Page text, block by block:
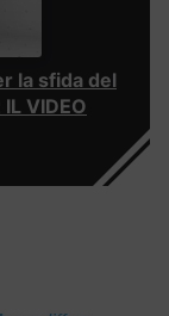
la sfida del
VIDEO